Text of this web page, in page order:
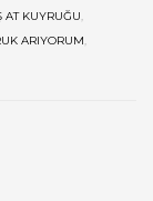
AT KUYRUĞU,
ARIYORUM,